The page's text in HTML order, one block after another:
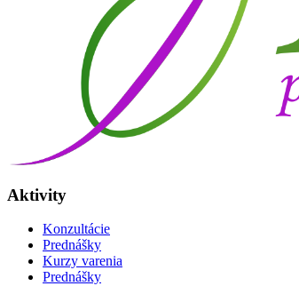
Aktivity
Konzultácie
Prednášky
Kurzy varenia
Prednášky